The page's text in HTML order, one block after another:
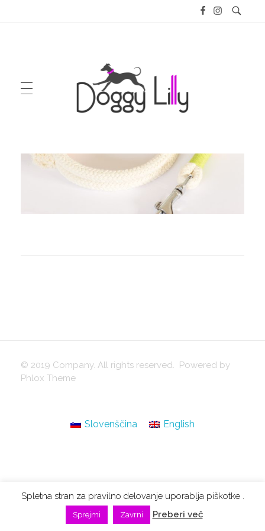
GIFT PACKAGES
© 2019 Company. All rights reserved. Powered by
Phlox Theme
Spletna stran za pravilno delovanje uporablja piškotke .
Sprejmi Zavrni Preberi več
Slovenščina English